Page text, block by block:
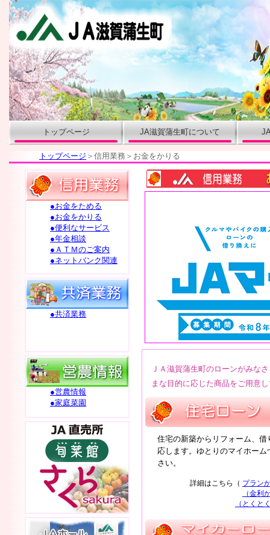
トップページ JA滋賀蒲生町について
トップページ ＞信用業務＞お金をかりる
●お金をためる
●お金をかりる
●便利なサービス
●年金相談
●ＡＴＭのご案内
●ネットバンク関連
●共済業務
●営農情報
●家庭菜園
ＪＡ滋賀蒲生町のローンがみな
まな目的に応じた商品をご用意
住宅の新築からリフォーム、借
応します。ゆとりのマイホー
さい。
詳細はこちら（ プラン
（金利
（とくと